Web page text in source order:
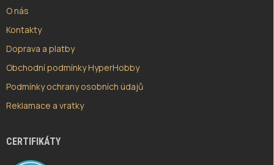
O nás
Kontakty
Doprava a platby
Obchodní podmínky HyperHobby
Podmínky ochrany osobních údajů
Reklamace a vratky
CERTIFIKÁTY